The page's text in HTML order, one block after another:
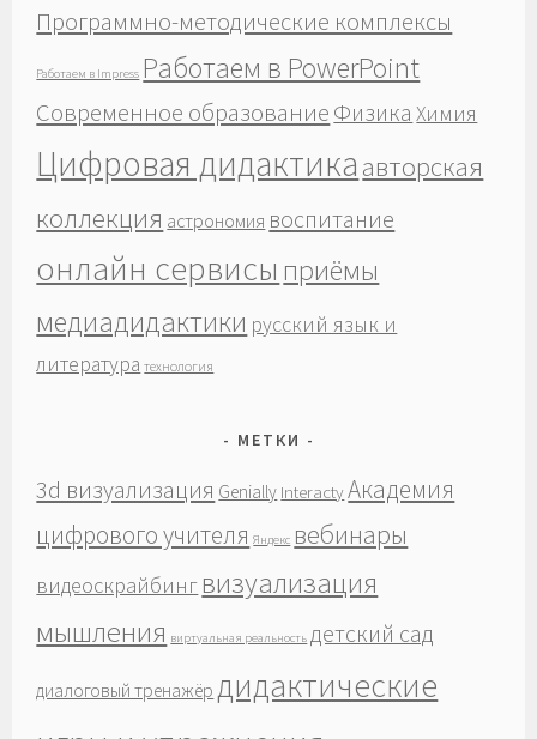
Программно-методические комплексы
Работаем в Impress Работаем в PowerPoint
Современное образование Физика Химия
Цифровая дидактика авторская
коллекция астрономия воспитание
онлайн сервисы приёмы
медиадидактики русский язык и
литература технология
МЕТКИ
3d визуализация Genially Interacty Академия
цифрового учителя Яндекс вебинары
видеоскрайбинг визуализация
мышления виртуальная реальность детский сад
диалоговый тренажёр дидактические